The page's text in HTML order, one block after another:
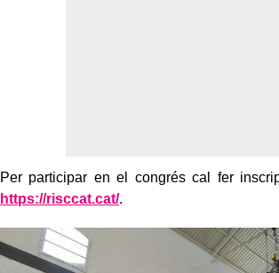
Per participar en el congrés cal fer
https://risccat.cat/.